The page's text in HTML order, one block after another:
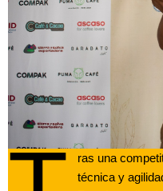
ras una
técnica y